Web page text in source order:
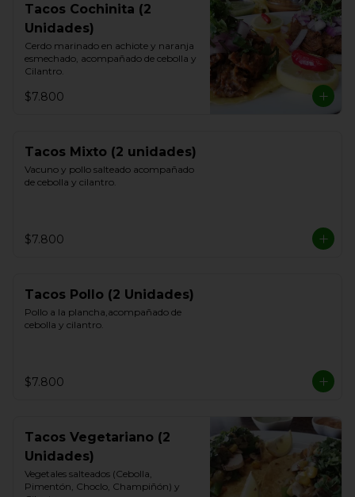
Tacos Cochinita (2
Unidades)
Cerdo marinado en achiote y naranja
esmechado, acompañado de cebolla y
Cilantro.
$7.800
Tacos Mixto (2 unidades)
Vacuno y pollo salteado acompañado
de cebolla y cilantro.
$7.800
Tacos Pollo (2 Unidades)
Pollo a la plancha,acompañado de
cebolla y cilantro.
$7.800
Tacos Vegetariano (2
Unidades)
Vegetales salteados (Cebolla,
Pimentón, Choclo, Champiñón) y